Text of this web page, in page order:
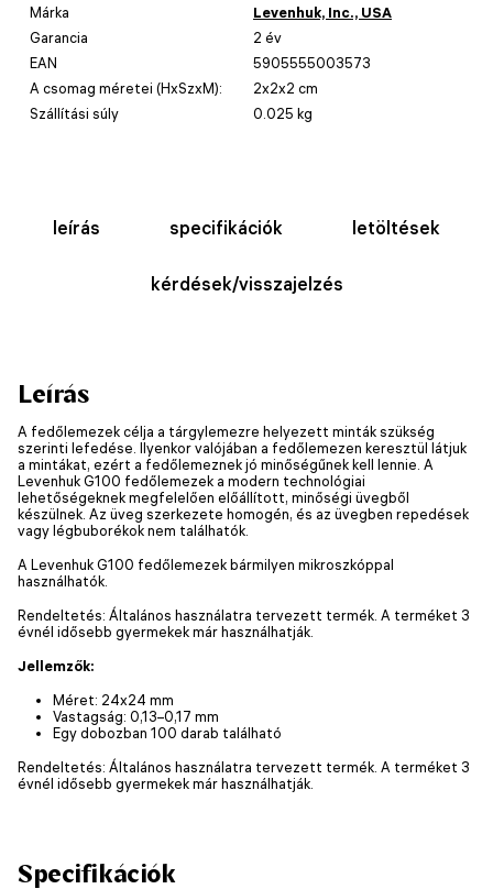
Márka
Levenhuk, Inc., USA
Garancia
2 év
EAN
5905555003573
A csomag méretei (HxSzxM):
2x2x2 cm
Szállítási súly
0.025 kg
leírás specifikációk letöltések
kérdések/visszajelzés
Leírás
A fedőlemezek célja a tárgylemezre helyezett minták szükség
szerinti lefedése. Ilyenkor valójában a fedőlemezen keresztül látjuk
a mintákat, ezért a fedőlemeznek jó minőségűnek kell lennie. A
Levenhuk G100 fedőlemezek a modern technológiai
lehetőségeknek megfelelően előállított, minőségi üvegből
készülnek. Az üveg szerkezete homogén, és az üvegben repedések
vagy légbuborékok nem találhatók.
A Levenhuk G100 fedőlemezek bármilyen mikroszkóppal
használhatók.
Rendeltetés: Általános használatra tervezett termék. A terméket 3
évnél idősebb gyermekek már használhatják.
Jellemzők:
Méret: 24x24 mm
Vastagság: 0,13–0,17 mm
Egy dobozban 100 darab található
Rendeltetés: Általános használatra tervezett termék. A terméket 3
évnél idősebb gyermekek már használhatják.
Specifikációk